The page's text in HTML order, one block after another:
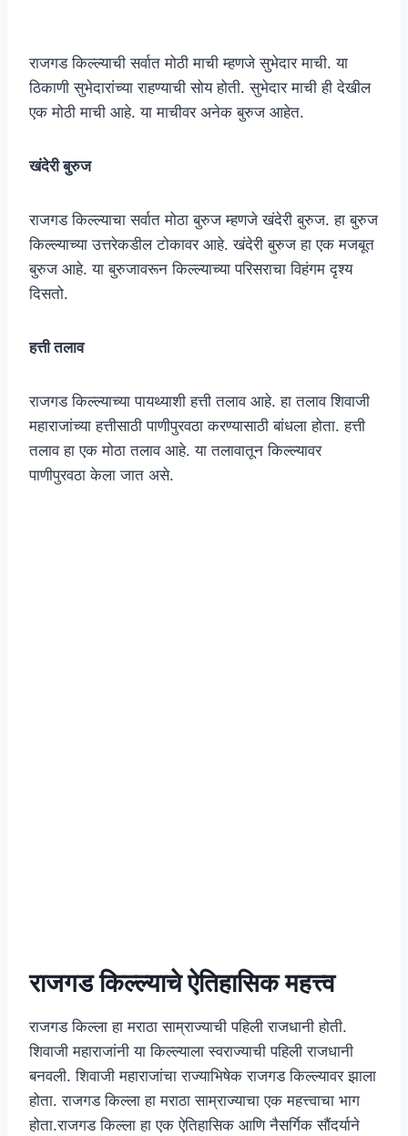
राजगड किल्ल्याची सर्वात मोठी माची म्हणजे सुभेदार माची. या
ठिकाणी सुभेदारांच्या राहण्याची सोय होती. सुभेदार माची ही देखील
एक मोठी माची आहे. या माचीवर अनेक बुरुज आहेत.
खंदेरी बुरुज
राजगड किल्ल्याचा सर्वात मोठा बुरुज म्हणजे खंदेरी बुरुज. हा बुरुज
किल्ल्याच्या उत्तरेकडील टोकावर आहे. खंदेरी बुरुज हा एक मजबूत
बुरुज आहे. या बुरुजावरून किल्ल्याच्या परिसराचा विहंगम दृश्य
दिसतो.
हत्ती तलाव
राजगड किल्ल्याच्या पायथ्याशी हत्ती तलाव आहे. हा तलाव शिवाजी
महाराजांच्या हत्तीसाठी पाणीपुरवठा करण्यासाठी बांधला होता. हत्ती
तलाव हा एक मोठा तलाव आहे. या तलावातून किल्ल्यावर
पाणीपुरवठा केला जात असे.
राजगड किल्ल्याचे ऐतिहासिक महत्त्व
राजगड किल्ला हा मराठा साम्राज्याची पहिली राजधानी होती.
शिवाजी महाराजांनी या किल्ल्याला स्वराज्याची पहिली राजधानी
बनवली. शिवाजी महाराजांचा राज्याभिषेक राजगड किल्ल्यावर झाला
होता. राजगड किल्ला हा मराठा साम्राज्याचा एक महत्त्वाचा भाग
होता.राजगड किल्ला हा एक ऐतिहासिक आणि नैसर्गिक सौंदर्याने